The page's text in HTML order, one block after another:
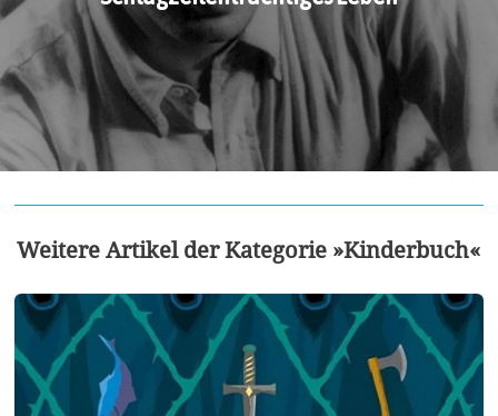
Weitere Artikel der Kategorie »Kinderbuch«